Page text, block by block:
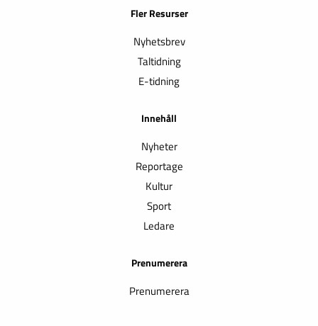
Fler Resurser
Nyhetsbrev
Taltidning
E-tidning
Innehåll
Nyheter
Reportage
Kultur
Sport
Ledare
Prenumerera
Prenumerera